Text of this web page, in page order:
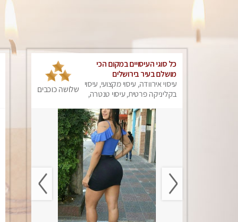
כל סוגי העיסויים במקום הכי
מושלם בעיר בירושלים
עיסוי אירוודה, עיסוי מקצועי, עיסוי
בקליניקה פרטית, עיסוי טנטרה,
שלושה כוכבים